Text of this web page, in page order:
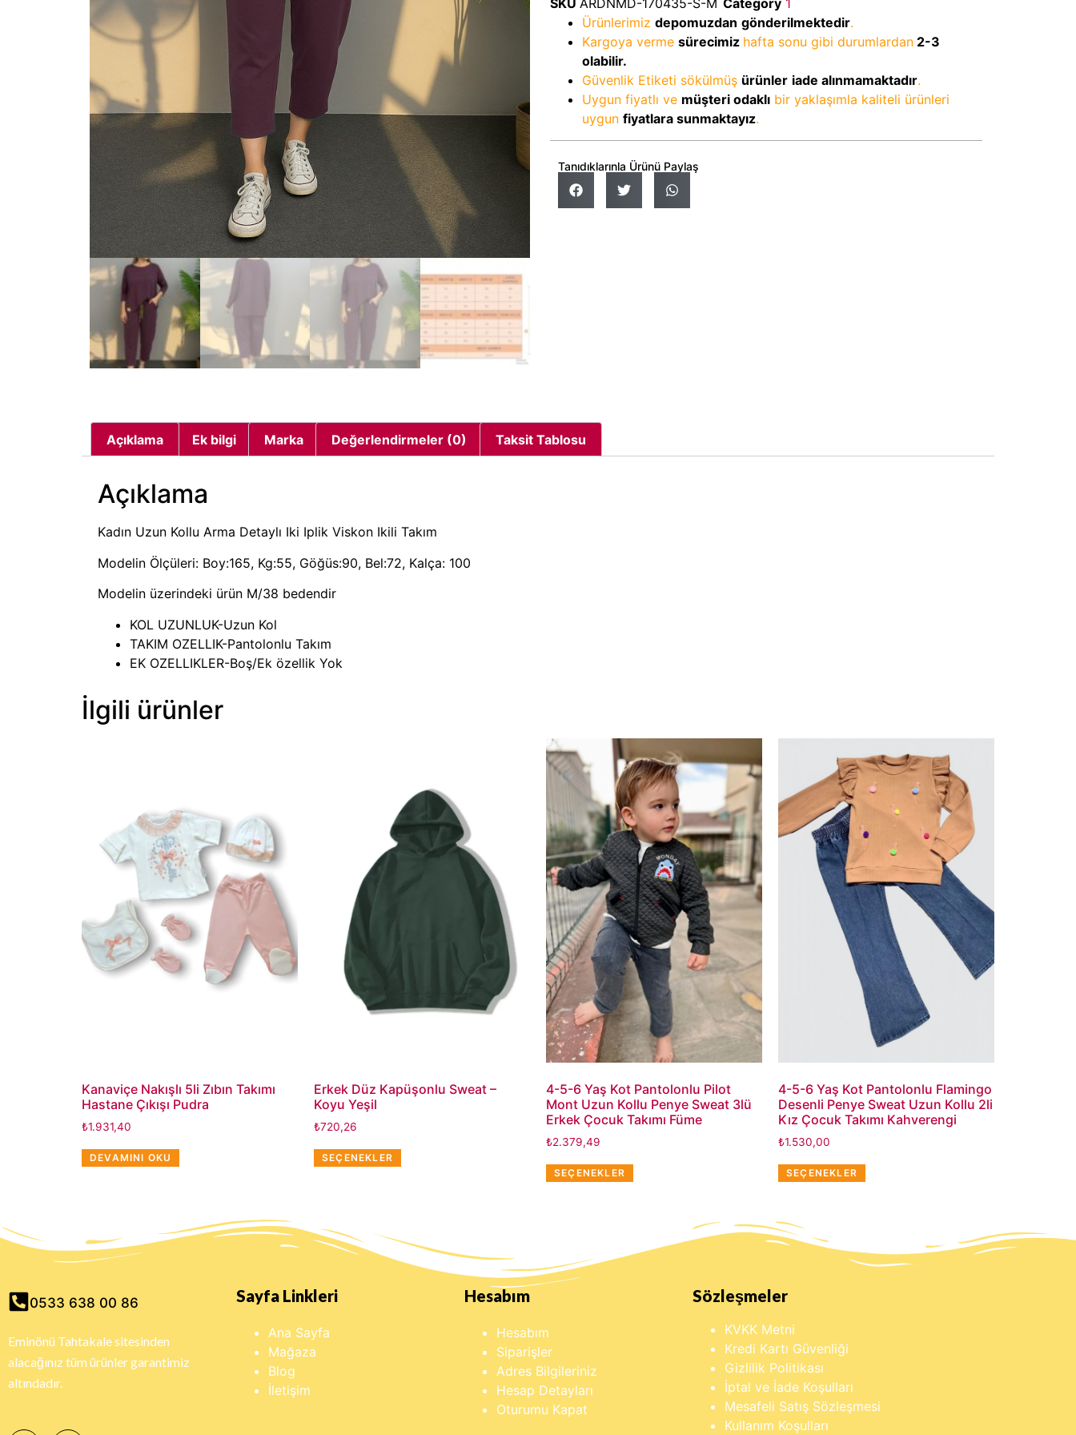
Ürünlerimiz depomuzdan gönderilmektedir.
Kargoya verme sürecimiz hafta sonu gibi durumlardan 2-3
olabilir.
Güvenlik Etiketi sökülmüş ürünler iade alınmamaktadır.
Uygun fiyatlı ve müşteri odaklı bir yaklaşımla kaliteli ürünleri
uygun fiyatlara sunmaktayız.
Tanıdıklarınla Ürünü Paylaş
Açıklama Ek bilgi Marka Değerlendirmeler (0) Taksit Tablosu
Açıklama
Kadın Uzun Kollu Arma Detaylı Iki Iplik Viskon Ikili Takım
Modelin Ölçüleri: Boy:165, Kg:55, Göğüs:90, Bel:72, Kalça: 100
Modelin üzerindeki ürün M/38 bedendir
KOL UZUNLUK-Uzun Kol
TAKIM OZELLIK-Pantolonlu Takım
EK OZELLIKLER-Boş/Ek özellik Yok
İlgili ürünler
Kanaviçe Nakışlı 5li Zıbın Takımı
Hastane Çıkışı Pudra
₺1.931,40
DEVAMINI OKU
Erkek Düz Kapüşonlu Sweat –
Koyu Yeşil
₺720,26
SEÇENEKLER
4-5-6 Yaş Kot Pantolonlu Pilot
Mont Uzun Kollu Penye Sweat 3lü
Erkek Çocuk Takımı Füme
₺2.379,49
SEÇENEKLER
4-5-6 Yaş Kot Pantolonlu Flamingo
Desenli Penye Sweat Uzun Kollu 2li
Kız Çocuk Takımı Kahverengi
₺1.530,00
SEÇENEKLER
0533 638 00 86
Eminönü Tahtakale sitesinden
alacağınız tüm ürünler garantimiz
altındadır.
Sayfa Linkleri
Ana Sayfa
Mağaza
Blog
İletişim
Hesabım
Hesabım
Siparişler
Adres Bilgileriniz
Hesap Detayları
Oturumu Kapat
Sözleşmeler
KVKK Metni
Kredi Kartı Güvenliği
Gizlilik Politikası
İptal ve İade Koşulları
Mesafeli Satış Sözleşmesi
Kullanım Koşulları